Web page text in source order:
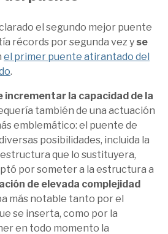
el segundo mejor puente
récords por segunda vez y se
el primer puente atirantado del
.
incrementar la capacidad de la
también de una actuación
emblemático: el puente de
posibilidades, incluida la
que lo sustituyera,
por someter a la estructura a
de elevada complejidad
más notable tanto por el
se inserta, como por la
en todo momento la